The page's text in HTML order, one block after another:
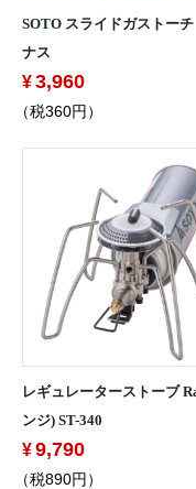
SOTO スライドガストー
ナス
3,960
（税360円）
レギュレーターストーブ
ンジ) ST-340
9,790
（税890円）